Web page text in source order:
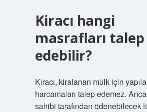
Kiracı hangi
masrafları talep
edebilir?
Kiracı, kiralanan mülk için
harcamaları talep edemez.
sahibi tarafından ödenebilecek